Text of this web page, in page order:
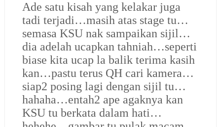
Ade satu kisah yang kelakar juga
tadi terjadi…masih atas stage tu…
semasa KSU nak sampaikan sijil…
dia adelah ucapkan tahniah…seperti
biase kita ucap la balik terima kasih
kan…pastu terus QH cari kamera…
siap2 posing lagi dengan sijil tu…
hahaha…entah2 ape agaknya kan
KSU tu berkata dalam hati…